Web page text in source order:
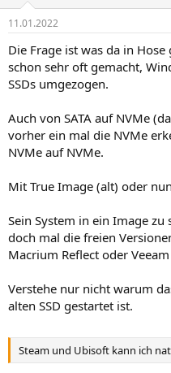
11.01.2022
Die Frage ist was da in
schon sehr oft gemacht,
SSDs umgezogen.
Auch von SATA auf NVMe
vorher ein mal die NVMe
NVMe auf NVMe.
Mit True Image (alt) oder
Sein System in ein Image
doch mal die freien
Macrium Reflect oder
Verstehe nur nicht warum
alten SSD gestartet ist.
Steam und Ubisoft kann ich